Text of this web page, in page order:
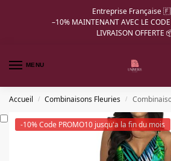
Entreprise Française
–10% MAINTENANT AVEC LE CODE
LIVRAISON OFFERTE
MENU
Accueil / Combinaisons Fleuries /
-10% Code PROMO10 jusqu'a la fin du mois